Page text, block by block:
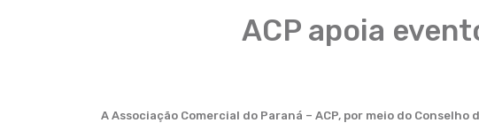
ACP apoia
A Associação Comercial do Paraná – ACP, por meio do